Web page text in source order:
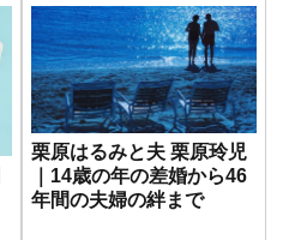
栗原はるみと夫 栗原玲児
｜14歳の年の差婚から46
年間の夫婦の絆まで